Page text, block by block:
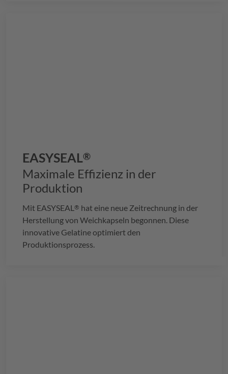
EASYSEAL®
Maximale Effizienz in der
Produktion
Mit EASYSEAL ® hat eine neue Zeitrechnung in der
Herstellung von Weichkapseln begonnen. Diese
innovative Gelatine optimiert den
Produktionsprozess.